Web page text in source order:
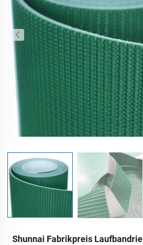
Shunnai Fabrikpreis